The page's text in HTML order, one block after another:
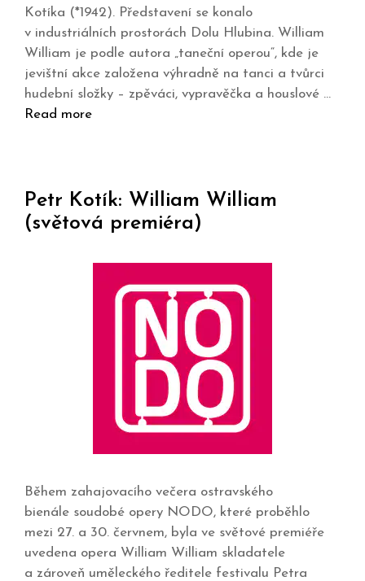
Kotíka (*1942). Představení se konalo
v industriálních prostorách Dolu Hlubina. William
William je podle autora „taneční operou“, kde je
jevištní akce založena výhradně na tanci a tvůrci
hudební složky – zpěváci, vypravěčka a houslové …
Read more
Petr Kotík: William William
(světová premiéra)
Během zahajovacího večera ostravského
bienále soudobé opery NODO, které proběhlo
mezi 27. a 30. červnem, byla ve světové premiéře
uvedena opera William William skladatele
a zároveň uměleckého ředitele festivalu Petra